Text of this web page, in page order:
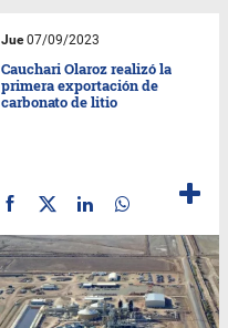
Jue07/09/2023
Cauchari Olaroz realizó la
primera exportación de
carbonato de litio